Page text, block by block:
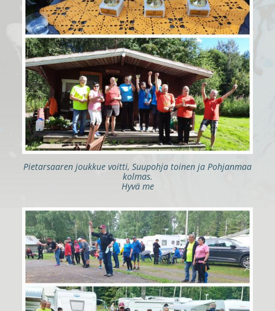
Pietarsaaren joukkue voitti, Suupohja toinen ja Pohjanmaa
kolmas.
Hyvä me